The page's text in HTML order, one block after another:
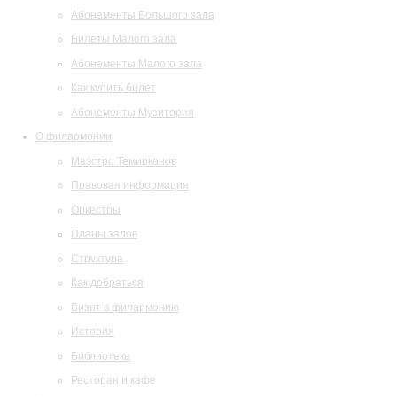
Абонементы Большого зала
Билеты Малого зала
Абонементы Малого зала
Как купить билет
Абонементы Музитория
О филармонии
Маэстро Темирканов
Правовая информация
Оркестры
Планы залов
Структура
Как добраться
Визит в филармонию
История
Библиотека
Ресторан и кафе